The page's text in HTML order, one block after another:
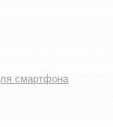
смартфона